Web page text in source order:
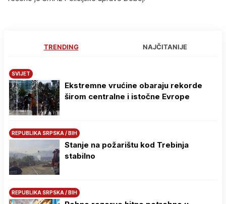
TRENDING NAJČITANIJE
SVIJET
Ekstremne vrućine obaraju rekorde
širom centralne i istočne Evrope
REPUBLIKA SRPSKA / BIH
Stanje na požarištu kod Trebinja
stabilno
REPUBLIKA SRPSKA / BIH